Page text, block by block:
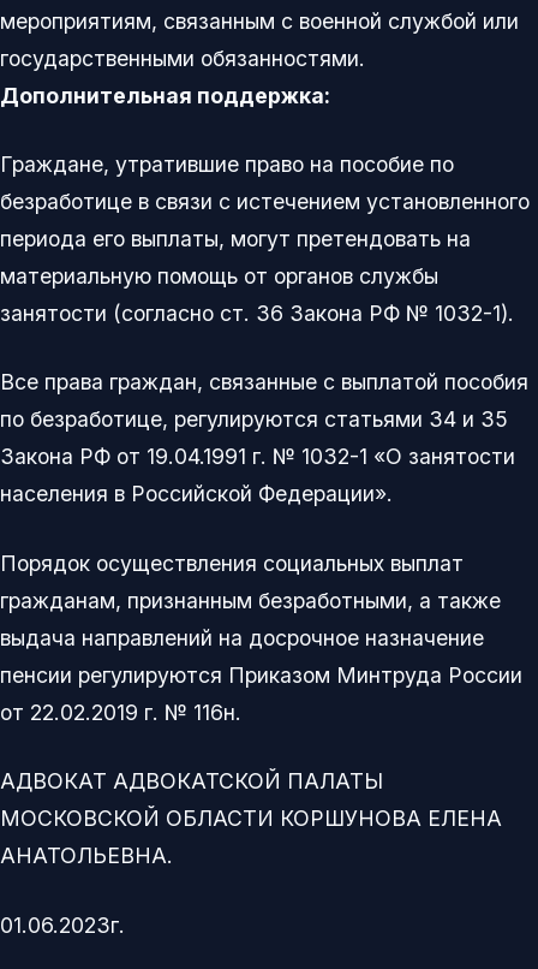
мероприятиям, связанным с военной службой или
государственными обязанностями.
Дополнительная поддержка:
Граждане, утратившие право на пособие по
безработице в связи с истечением установленного
периода его выплаты, могут претендовать на
материальную помощь от органов службы
занятости (согласно ст. 36 Закона РФ № 1032-1).
Все права граждан, связанные с выплатой пособия
по безработице, регулируются статьями 34 и 35
Закона РФ от 19.04.1991 г. № 1032-1 «О занятости
населения в Российской Федерации».
Порядок осуществления социальных выплат
гражданам, признанным безработными, а также
выдача направлений на досрочное назначение
пенсии регулируются Приказом Минтруда России
от 22.02.2019 г. № 116н.
АДВОКАТ АДВОКАТСКОЙ ПАЛАТЫ
МОСКОВСКОЙ ОБЛАСТИ КОРШУНОВА ЕЛЕНА
АНАТОЛЬЕВНА.
01.06.2023г.